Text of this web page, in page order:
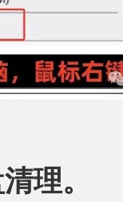
理。